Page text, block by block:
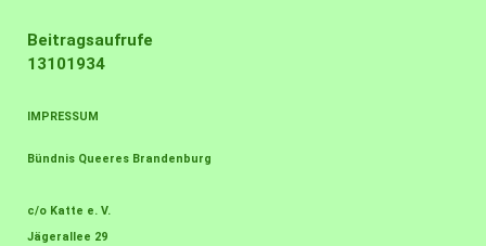
Beitragsaufrufe
13101934
IMPRESSUM
Bündnis Queeres Brandenburg
c/o Katte e. V.
Jägerallee 29